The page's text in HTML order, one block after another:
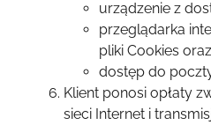
urządzenie z
przeglądarka
pliki Cookies
dostęp do
Klient ponosi opłaty
sieci Internet i